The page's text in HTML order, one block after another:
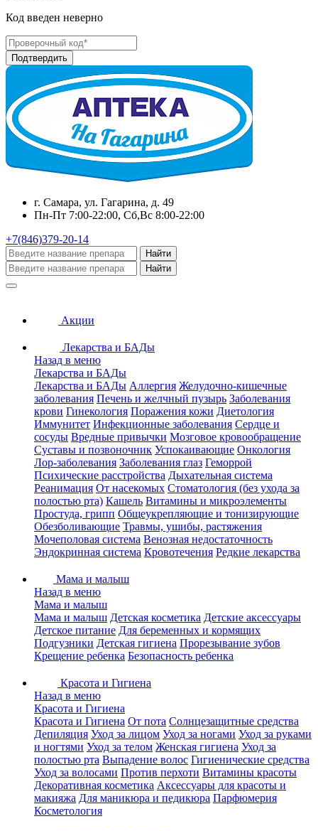
Код введен неверно
г. Самара, ул. Гагарина, д. 49
Пн-Пт 7:00-22:00, Сб,Вс 8:00-22:00
+7(846)379-20-14
Найти
Найти
Акции
Лекарства и БАДы
Назад в меню
Лекарства и БАДы
Лекарства и БАДы Аллергия Желудочно-кишечные
заболевания Печень и желчный пузырь Заболевания
крови Гинекология Поражения кожи Диетология
Иммунитет Инфекционные заболевания Сердце и
сосуды Вредные привычки Мозговое кровообращение
Суставы и позвоночник Успокаивающие Онкология
Лор-заболевания Заболевания глаз Геморрой
Психические расстройства Дыхательная система
Реанимация От насекомых Стоматология (без ухода за
полостью рта) Кашель Витамины и микроэлементы
Простуда, грипп Общеукрепляющие и тонизирующие
Обезболивающие Травмы, ушибы, растяжения
Мочеполовая система Венозная недостаточность
Эндокринная система Кровотечения Редкие лекарства
Мама и малыш
Назад в меню
Мама и малыш
Мама и малыш Детская косметика Детские аксессуары
Детское питание Для беременных и кормящих
Подгузники Детская гигиена Прорезывание зубов
Крещение ребенка Безопасность ребенка
Красота и Гигиена
Назад в меню
Красота и Гигиена
Красота и Гигиена От пота Солнцезащитные средства
Депиляция Уход за лицом Уход за ногами Уход за руками
и ногтями Уход за телом Женская гигиена Уход за
полостью рта Выпадение волос Гигиенические средства
Уход за волосами Против перхоти Витамины красоты
Декоративная косметика Аксессуары для красоты и
макияжа Для маникюра и педикюра Парфюмерия
Косметология